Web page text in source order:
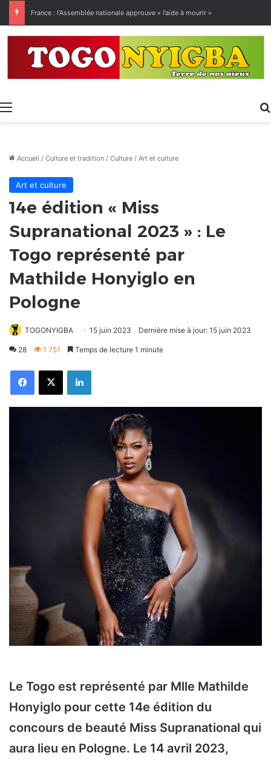
Menu
Accueil / Culture et tradition / Culture / Art et culture
Art et culture
14e édition « Miss
Supranational 2023 » : Le
Togo représenté par
Mathilde Honyiglo en
Pologne
TOGONYIGBA 15 juin 2023 Dernière mise à jour: 15 juin 2023
28 1 751 Temps de lecture 1 minute
FacebookX Linkedin
Le Togo est représenté par Mlle Mathilde
Honyiglo pour cette 14e édition du
concours de beauté Miss Supranational qui
aura lieu en Pologne. Le 14 avril 2023,